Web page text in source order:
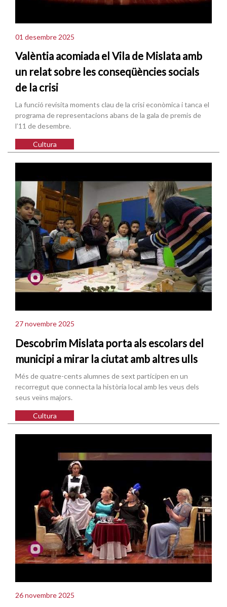
01 desembre 2025
Valèntia acomiada el Vila de Mislata amb
un relat sobre les conseqüències socials
de la crisi
La funció revisita moments clau de la crisi econòmica i tanca el
programa de representacions abans de la gala de premis de
l’11 de desembre.
Cultura
27 novembre 2025
Descobrim Mislata porta als escolars del
municipi a mirar la ciutat amb altres ulls
Més de quatre-cents alumnes de sext participen en un
recorregut que connecta la història local amb les veus dels
seus veïns majors.
Cultura
26 novembre 2025